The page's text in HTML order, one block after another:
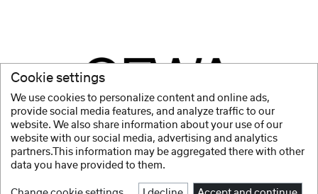
Cookie settings
We use cookies to personalize content and online ads,
provide social media features, and analyze traffic to our
website. We also share information about your use of our
website with our social media, advertising and analytics
partners.This information may be aggregated there with other
data you have provided to them.